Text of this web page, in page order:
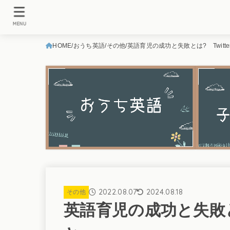
MENU
HOME おうち英語 その他 英語育児の成功と失敗とは?
その他 2022.08.07 2024.08.18
英語育児の成功と失